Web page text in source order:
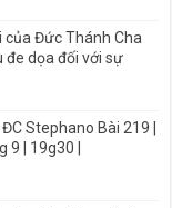
của Đức Thánh Cha
đe dọa đối với sự
Stephano Bài 219 |
9 | 19g30 |